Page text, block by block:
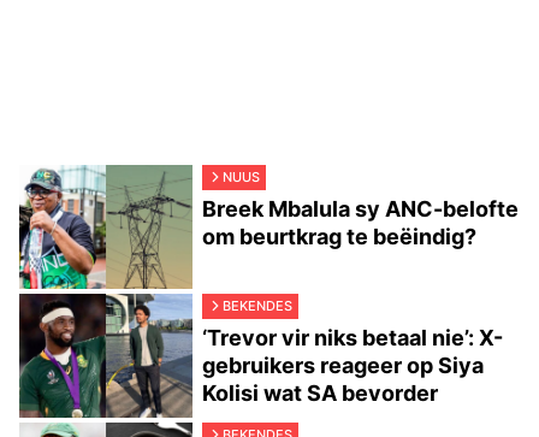
NUUS
Breek Mbalula sy ANC-belofte
om beurtkrag te beëindig?
BEKENDES
‘Trevor vir niks betaal nie’: X-
gebruikers reageer op Siya
Kolisi wat SA bevorder